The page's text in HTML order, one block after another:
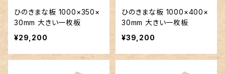
ひのきまな板 1000×350×
30mm 大きい一枚板
¥29,200
ひのきまな板 1000×400×
30mm 大きい一枚板
¥39,200